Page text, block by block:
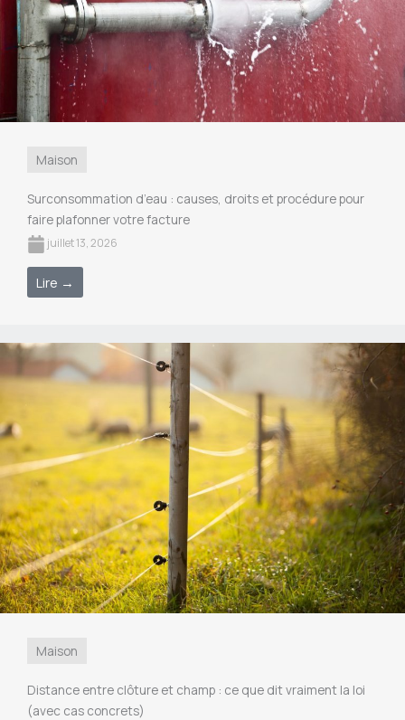
Maison
Surconsommation d’eau : causes, droits et procédure pour
faire plafonner votre facture
juillet 13, 2026
Lire →
Maison
Distance entre clôture et champ : ce que dit vraiment la loi
(avec cas concrets)